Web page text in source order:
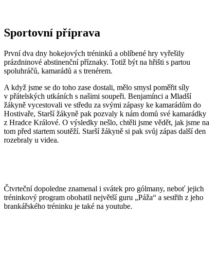
Sportovní příprava
První dva dny hokejových tréninků a oblíbené hry vyřešily
prázdninové abstinenční příznaky. Totiž být na hřišti s partou
spoluhráčů, kamarádů a s trenérem.
A když jsme se do toho zase dostali, mělo smysl poměřit síly
v přátelských utkáních s našimi soupeři. Benjamínci a Mladší
žákyně vycestovali ve středu za svými zápasy ke kamarádům do
Hostivaře, Starší žákyně pak pozvaly k nám domů své kamarádky
z Hradce Králové. O výsledky nešlo, chtěli jsme vědět, jak jsme na
tom před startem soutěží. Starší žákyně si pak svůj zápas další den
rozebraly u videa.
Čtvrteční dopoledne znamenal i svátek pro gólmany, neboť jejich
tréninkový program obohatil největší guru „Páža“ a sestřih z jeho
brankářského tréninku je také na youtube.